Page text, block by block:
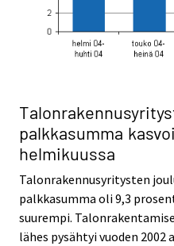
palkkasumma
helmikuussa
Talonrakennusyritysten
palkkasumma oli 9,3
suurempi.
lähes pysähtyi vuoden 2002